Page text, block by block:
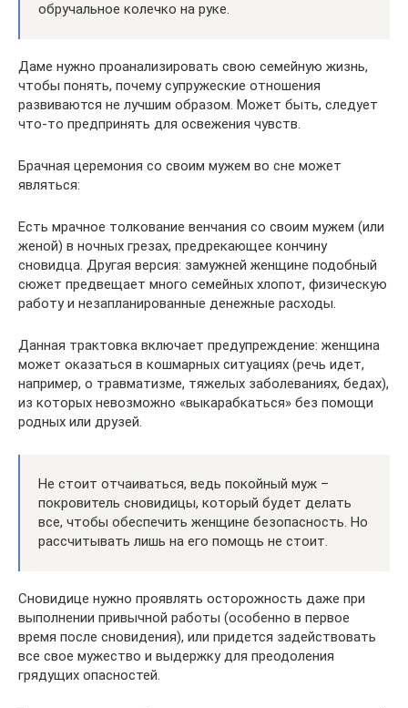
обручальное колечко на руке.
Даме нужно проанализировать свою семейную жизнь,
чтобы понять, почему супружеские отношения
развиваются не лучшим образом. Может быть, следует
что-то предпринять для освежения чувств.
Брачная церемония со своим мужем во сне может
являться:
Есть мрачное толкование венчания со своим мужем (или
женой) в ночных грезах, предрекающее кончину
сновидца. Другая версия: замужней женщине подобный
сюжет предвещает много семейных хлопот, физическую
работу и незапланированные денежные расходы.
Данная трактовка включает предупреждение: женщина
может оказаться в кошмарных ситуациях (речь идет,
например, о травматизме, тяжелых заболеваниях, бедах),
из которых невозможно «выкарабкаться» без помощи
родных или друзей.
Не стоит отчаиваться, ведь покойный муж –
покровитель сновидицы, который будет делать
все, чтобы обеспечить женщине безопасность. Но
рассчитывать лишь на его помощь не стоит.
Сновидице нужно проявлять осторожность даже при
выполнении привычной работы (особенно в первое
время после сновидения), или придется задействовать
все свое мужество и выдержку для преодоления
грядущих опасностей.